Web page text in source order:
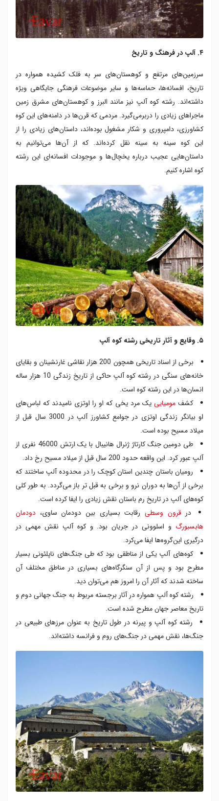
۴. آلپ در فرهنگ و تاریخ
سرزمین‌های مرتفع و کوهستان‌های سر به فلک کشیده همواره در
تاریخ، افسانه‌ها، حماسه‌ها و سایر موضوعات فرهنگی جایگاهی ویژه
داشته‌اند. رشته کوه آلپ نیز مانند البرز و کوهستان‌های مشرق زمین
ماجراهای زیادی را دربرمی‌گیرد. مردمی که قرن‌ها در دامنه‌های این کوه
کشاورزی، دامپروری و شکار مشغول بوده‌اند، داستان‌های زیادی را از
این کوه سینه به سینه نقل کرده‌اند. که از آن‌ها می‌توانیم به
داستان‌هایی عجیب درباره یخچال‌ها و موجودات افسانه‌ای این رشته
کوه اشاره کنیم.
۵. وقایع و آثار تاریخی رشته کوه آلپ
برخی از اسناد تاریخی همچون 200 هزار نقاشی غارنشینان و بقایای
خانه‌های سنگی در رشته کوه آلپ حاکی از تاریخ زندگی 10 هزار ساله
انسان‌ها در این رشته کوه است.
کشفمومیایی یک مرد یخی که او را اوتزی نامیدند که لباس‌های
او بیانگر زندگی اوتزی در جوامع کشاورز آلپ در 3000 سال قبل از
میلاد مسیح بوده است.
طی دومین جنگ کارتاژ ژنرال هانیبال با یک ارتش 46000 نفری از
آلپ عبور کرد. این واقعه حدود 200 سال قبل از میلاد مسیح رخ داد.
رومیان باستان چندین استان کوچک را در محدوده آلپ ساختند که
برخی از آن‌ها به دوران نرو و برخی به قبل تر باز می‌گردد. به طور کلی
کوه‌های آلپ در تاریخ رم باستان نقش زیادی را ایفا کرده است.
درقرون وسطی رقابت بسیاری بین دودمان ساوی، دودمان
هابسبورگ و اسلوونی در جریان بود. و کوه‌ آلپ نقش مهمی در
درگیری این‌گروه‌ها ایفا می‌کرد.
کوه‌های آلپ یکی از مناطقی بود که طی جنگ‌های ناپلئونی بسیار
مطرح بود و پس از آن سنگرگاه‌های بسیاری در مناطق مختلف آن
ساخته شدند که آثار آن را امروز هم می‌توان دید.
رشته کوه آلپ همواره در آثار برجسته مربوط به جنگ جهانی دوم و
تاریخ معاصر جهان مطرح شده است.
رشته کوه آلپ و پیرنه در طول تاریخ به عنوان مرزهای طبیعی در
جنگ‌ها، نقش مهمی در جنگ‌های روم و فرانسه داشته‌اند.